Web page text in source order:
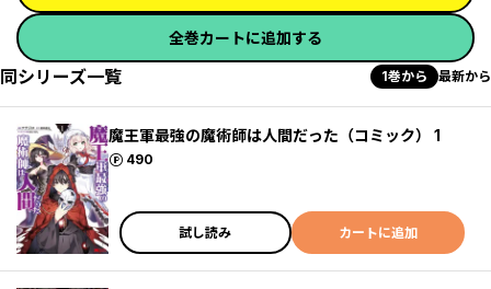
全巻カートに追加する
同シリーズ一覧 1巻から 最新から
魔王軍最強の魔術師は人間だった（コミック） 1
490
ポイント
試し読み カートに追加